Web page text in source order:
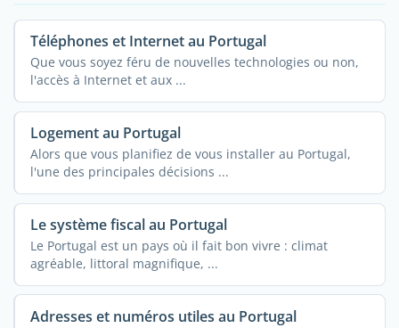
Téléphones et Internet au Portugal
Que vous soyez féru de nouvelles technologies ou non,
l'accès à Internet et aux ...
Logement au Portugal
Alors que vous planifiez de vous installer au Portugal,
l'une des principales décisions ...
Le système fiscal au Portugal
Le Portugal est un pays où il fait bon vivre : climat
agréable, littoral magnifique, ...
Adresses et numéros utiles au Portugal